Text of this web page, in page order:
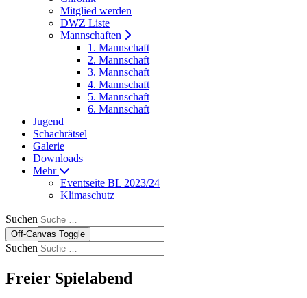
Mitglied werden
DWZ Liste
Mannschaften
1. Mannschaft
2. Mannschaft
3. Mannschaft
4. Mannschaft
5. Mannschaft
6. Mannschaft
Jugend
Schachrätsel
Galerie
Downloads
Mehr
Eventseite BL 2023/24
Klimaschutz
Suchen
Off-Canvas Toggle
Suchen
Freier Spielabend